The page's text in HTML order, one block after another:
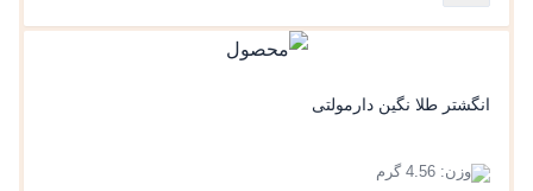
انگشتر طلا نگین دارمولتی
وزن: 4.56 گرم